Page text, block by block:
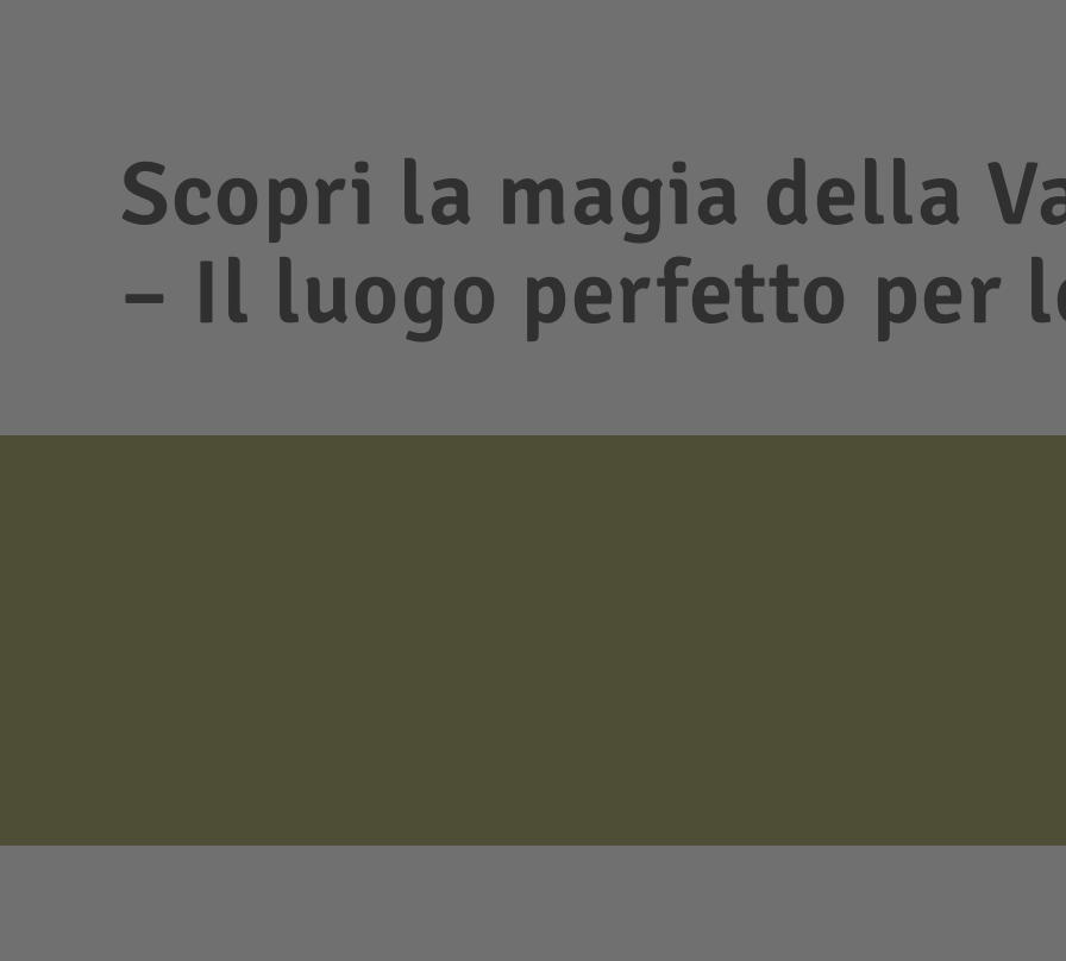
Scopri la magia della
– Il luogo perfetto per